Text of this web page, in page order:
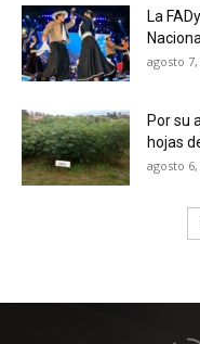
La
agosto 7,
Por su
hojas
agosto 6,